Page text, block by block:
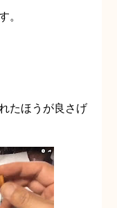
。
たほうが良さげ